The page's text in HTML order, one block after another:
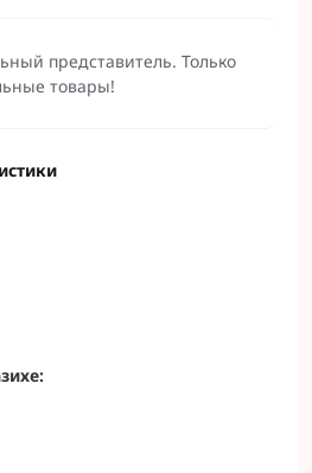
представитель. Только
товары!